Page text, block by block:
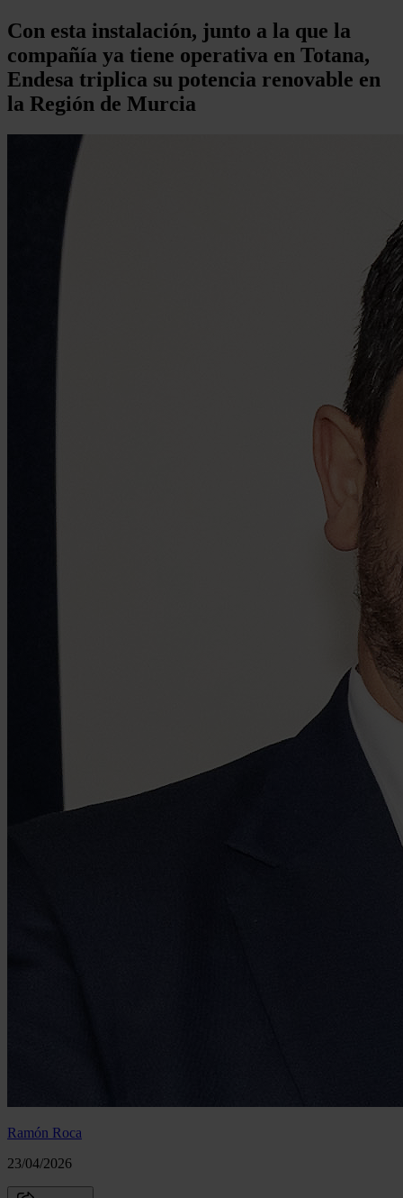
Con esta instalación, junto a la que la
compañía ya tiene operativa en Totana,
Endesa triplica su potencia renovable en
la Región de Murcia
Ramón Roca
23/04/2026